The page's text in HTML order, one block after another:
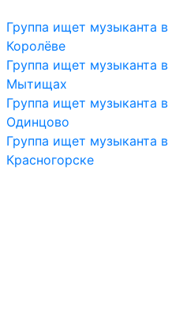
Группа ищет музыканта в
Королёве
Группа ищет музыканта в
Мытищах
Группа ищет музыканта в
Одинцово
Группа ищет музыканта в
Красногорске